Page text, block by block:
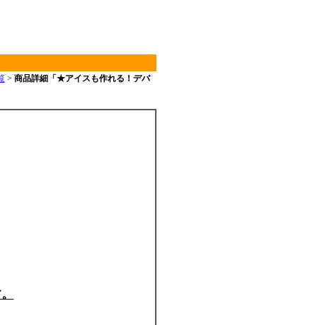
> 商品詳細「★アイスも作れる！デバ